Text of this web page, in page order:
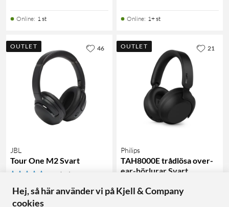
Online: 1 st Online: 1+ st
OUTLET
JBL
Tour One M2 Svart
(35)
1 341 :-
Nyskick
46 OUTLET
Philips
TAH8000E trådlösa over-
ear-hörlurar Svart
21
Hej, så här använder vi på Kjell & Company
cookies